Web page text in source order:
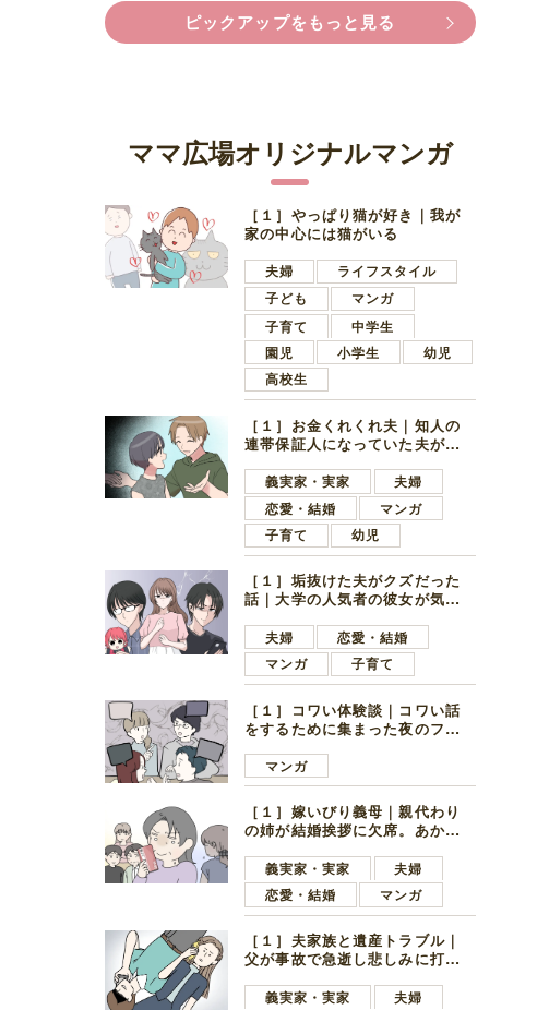
ピックアップをもっと見る
ママ広場オリジナルマンガ
［１］やっぱり猫が好き｜我が
家の中心には猫がいる
夫婦
ライフスタイル
子ども
マンガ
子育て
中学生
園児
小学生
幼児
高校生
［１］お金くれくれ夫｜知人の
連帯保証人になっていた夫が家
言ってきた
義実家・実家
夫婦
恋愛・結婚
マンガ
子育て
幼児
［１］垢抜けた夫がクズだった
話｜大学の人気者の彼女が気に
子学生
夫婦
恋愛・結婚
マンガ
子育て
［１］コワい体験談｜コワい話
をするために集まった夜のファ
好きの男の子ママ
マンガ
［１］嫁いびり義母｜親代わり
の姉が結婚挨拶に欠席。あから
義実家・実家
夫婦
恋愛・結婚
マンガ
［１］夫家族と遺産トラブル｜
父が事故で急逝し悲しみに打ち
ます夫
義実家・実家
夫婦